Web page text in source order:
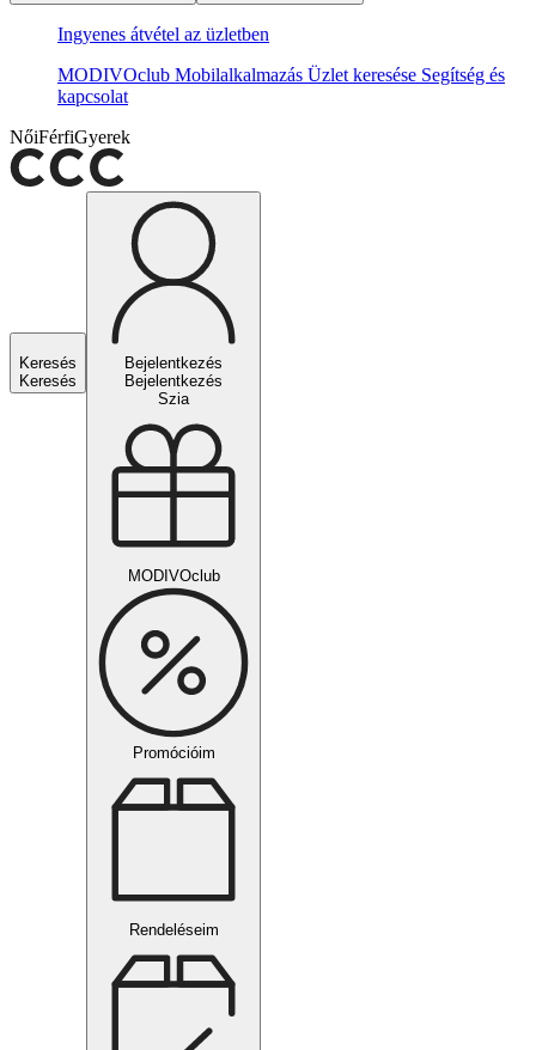
Ingyenes átvétel az üzletben
MODIVOclub Mobilalkalmazás Üzlet keresése Segítség és
kapcsolat
NőiFérfiGyerek
Keresés
Keresés
Bejelentkezés
Bejelentkezés
Szia
MODIVOclub
Promócióim
Rendeléseim